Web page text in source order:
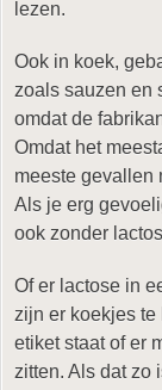
lezen.
Ook in koek,
zoals sauzen en
omdat de
Omdat het
meeste gevallen
Als je erg
ook zonder
Of er lactose in
zijn er koekjes te
etiket staat of er
zitten. Als dat zo